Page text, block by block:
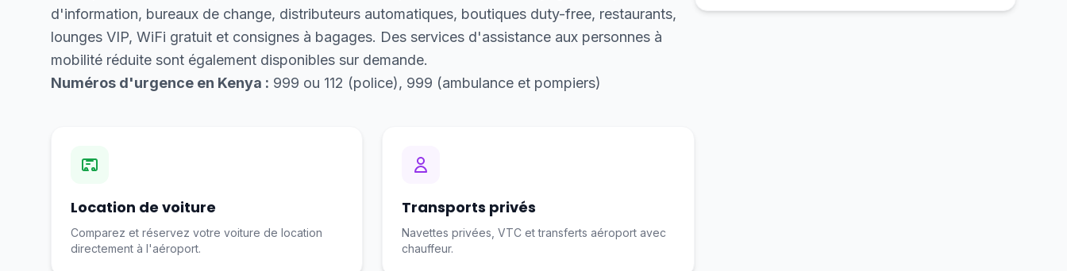
d'information, bureaux de change, distributeurs automatiques, boutiques duty-free, restaurants,
lounges VIP, WiFi gratuit et consignes à bagages. Des services d'assistance aux personnes à
mobilité réduite sont également disponibles sur demande.
Numéros d'urgence en Kenya : 999 ou 112 (police), 999 (ambulance et pompiers)
Location de voiture
Comparez et réservez votre voiture de location
directement à l'aéroport.
Transports privés
Navettes privées, VTC et transferts aéroport avec
chauffeur.